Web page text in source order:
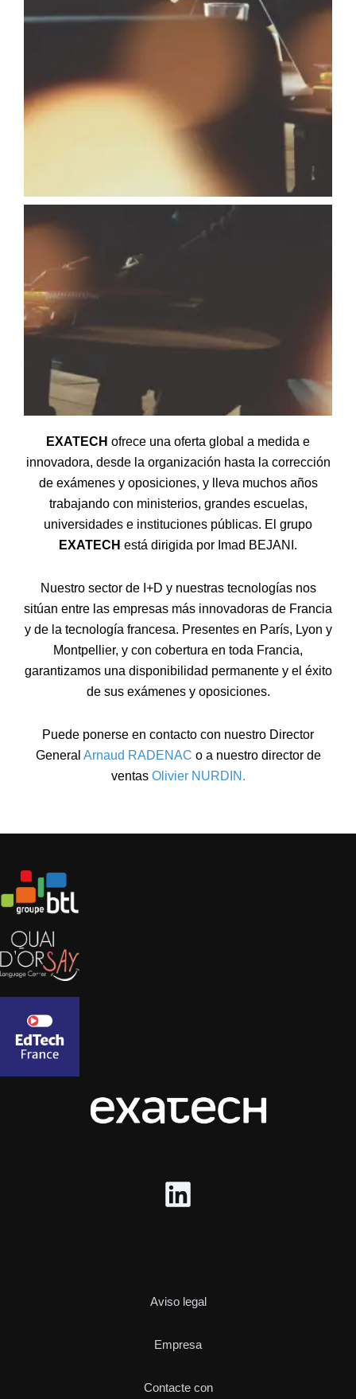
EXATECH ofrece una oferta global a medida e
innovadora, desde la organización hasta la corrección
de exámenes y oposiciones, y lleva muchos años
trabajando con ministerios, grandes escuelas,
universidades e instituciones públicas. El grupo
EXATECH está dirigida por Imad BEJANI.
Nuestro sector de I+D y nuestras tecnologías nos
sitúan entre las empresas más innovadoras de Francia
y de la tecnología francesa. Presentes en París, Lyon y
Montpellier, y con cobertura en toda Francia,
garantizamos una disponibilidad permanente y el éxito
de sus exámenes y oposiciones.
Puede ponerse en contacto con nuestro Director
General Arnaud RADENAC o a nuestro director de
ventas Olivier NURDIN.
Aviso legal
Empresa
Contacte con